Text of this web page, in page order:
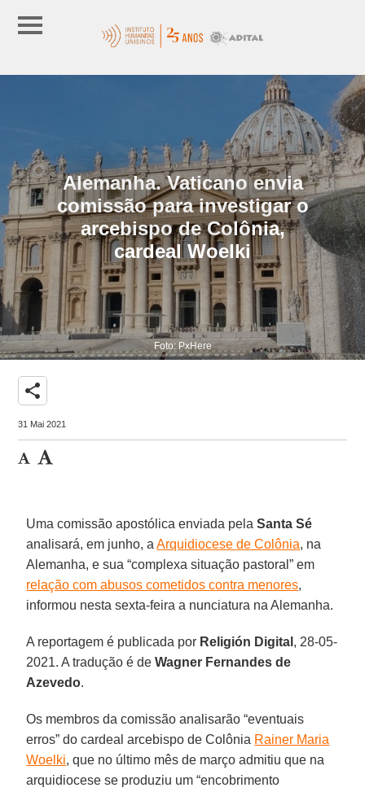
Alemanha. Vaticano envia
comissão para investigar o
arcebispo de Colônia,
cardeal Woelki
Foto: PxHere
share
31 Mai 2021
Uma comissão apostólica enviada pelaSanta Sé
analisará, em junho, aArquidiocese de Colônia, na
Alemanha, e sua “complexa situação pastoral” em
relação com abusos cometidos contra menores,
informou nesta sexta-feira a nunciatura na Alemanha.
A reportagem é publicada por Religión Digital , 28-05-
2021. A tradução é deWagner Fernandes de
Azevedo.
Os membros da comissão analisarão “eventuais
erros” do cardeal arcebispo de Colônia Rainer Maria
Woelki, que no último mês de março admitiu que na
arquidiocese se produziu um “encobrimento